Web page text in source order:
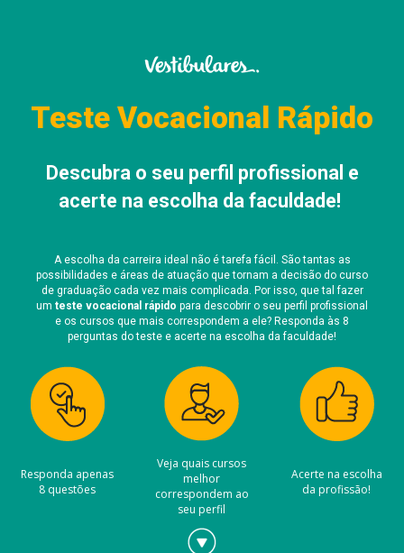
Teste Vocacional Rápido
Descubra o seu perfil profissional e
acerte na escolha da faculdade!
A escolha da carreira ideal não é tarefa fácil. São tantas as
possibilidades e áreas de atuação que tornam a decisão do curso
de graduação cada vez mais complicada. Por isso, que tal fazer
um teste vocacional rápido para descobrir o seu perfil profissional
e os cursos que mais correspondem a ele? Responda às 8
perguntas do teste e acerte na escolha da faculdade!
Responda apenas
8 questões
Veja quais cursos
melhor
correspondem ao
seu perfil
Acerte na escolha
da profissão!